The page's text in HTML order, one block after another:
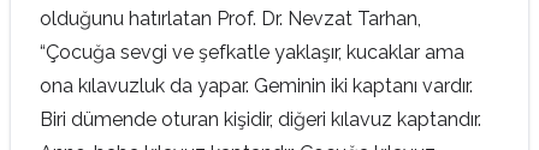
olduğunu hatırlatan Prof. Dr. Nevzat Tarhan,
“Çocuğa sevgi ve şefkatle yaklaşır, kucaklar ama
ona kılavuzluk da yapar. Geminin iki kaptanı vardır.
Biri dümende oturan kişidir, diğeri kılavuz kaptandır.